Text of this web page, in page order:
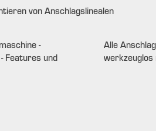
von Anschlagslinealen
Alle